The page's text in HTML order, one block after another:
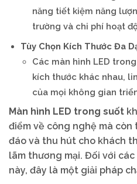
năng tiết kiệm năng
trường và chi phí hoạt
Tùy Chọn Kích Thước Đa
Các màn hình LED
kích thước khác nhau,
của mọi không gian
Màn hình LED trong suốt
điểm về công nghệ mà còn
đáo và thu hút cho khách
lãm thương mại. Đối với
này, đây là một giải pháp